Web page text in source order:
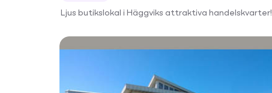
Ljus butikslokal i Häggviks attraktiva handelskvarter!